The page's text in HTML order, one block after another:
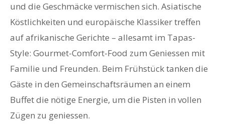
und die Geschmäcke vermischen sich. Asiatische
Köstlichkeiten und europäische Klassiker treffen
auf afrikanische Gerichte – allesamt im Tapas-
Style: Gourmet-Comfort-Food zum Geniessen mit
Familie und Freunden. Beim Frühstück tanken die
Gäste in den Gemeinschaftsräumen an einem
Buffet die nötige Energie, um die Pisten in vollen
Zügen zu geniessen.